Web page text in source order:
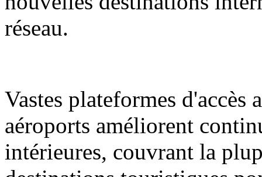
réseau.
Vastes plateformes
aéroports améliorent
intérieures, couvrant la